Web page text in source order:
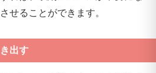
せることができます。
出す